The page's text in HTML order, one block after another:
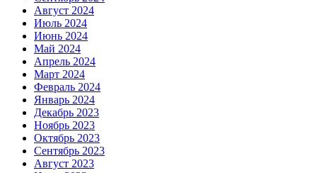
Август 2024
Июль 2024
Июнь 2024
Май 2024
Апрель 2024
Март 2024
Февраль 2024
Январь 2024
Декабрь 2023
Ноябрь 2023
Октябрь 2023
Сентябрь 2023
Август 2023